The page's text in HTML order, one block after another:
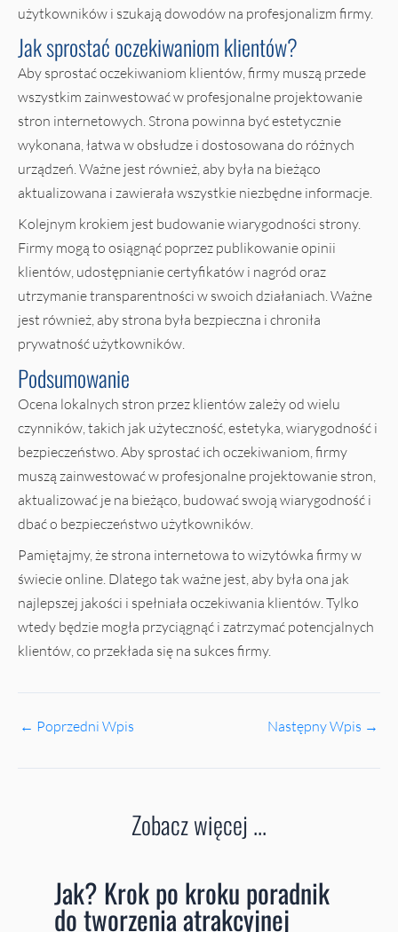
użytkowników i szukają dowodów na profesjonalizm firmy.
Jak sprostać oczekiwaniom klientów?
Aby sprostać oczekiwaniom klientów, firmy muszą przede
wszystkim zainwestować w profesjonalne projektowanie
stron internetowych. Strona powinna być estetycznie
wykonana, łatwa w obsłudze i dostosowana do różnych
urządzeń. Ważne jest również, aby była na bieżąco
aktualizowana i zawierała wszystkie niezbędne informacje.
Kolejnym krokiem jest budowanie wiarygodności strony.
Firmy mogą to osiągnąć poprzez publikowanie opinii
klientów, udostępnianie certyfikatów i nagród oraz
utrzymanie transparentności w swoich działaniach. Ważne
jest również, aby strona była bezpieczna i chroniła
prywatność użytkowników.
Podsumowanie
Ocena lokalnych stron przez klientów zależy od wielu
czynników, takich jak użyteczność, estetyka, wiarygodność i
bezpieczeństwo. Aby sprostać ich oczekiwaniom, firmy
muszą zainwestować w profesjonalne projektowanie stron,
aktualizować je na bieżąco, budować swoją wiarygodność i
dbać o bezpieczeństwo użytkowników.
Pamiętajmy, że strona internetowa to wizytówka firmy w
świecie online. Dlatego tak ważne jest, aby była ona jak
najlepszej jakości i spełniała oczekiwania klientów. Tylko
wtedy będzie mogła przyciągnąć i zatrzymać potencjalnych
klientów, co przekłada się na sukces firmy.
← Poprzedni Wpis Następny Wpis →
Zobacz więcej ...
Jak? Krok po kroku poradnik
do tworzenia atrakcyjnej